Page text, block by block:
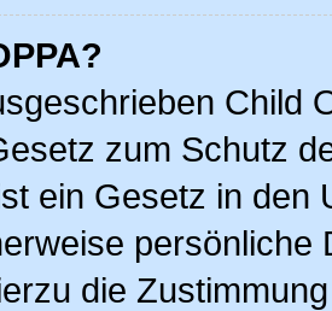
Child
zum Schutz
ein Gesetz in den
die